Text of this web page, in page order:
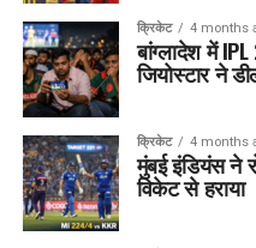
क्रिकेट 4 months
बांग्लादेश में
जियोस्टार ने
क्रिकेट 4 months
मुंबई इंडियंस ने
विकेट से हराया